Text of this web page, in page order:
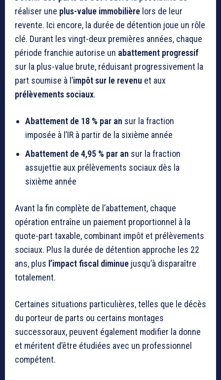
réaliser une plus-value immobilière lors de leur
revente. Ici encore, la durée de détention joue un rôle
clé. Durant les vingt-deux premières années, chaque
période franchie autorise un abattement progressif
sur la plus-value brute, réduisant progressivement la
part soumise à l’impôt sur le revenu et aux
prélèvements sociaux.
Abattement de 18 % par an sur la fraction
imposée à l’IR à partir de la sixième année
Abattement de 4,95 % par an sur la fraction
assujettie aux prélèvements sociaux dès la
sixième année
Avant la fin complète de l’abattement, chaque
opération entraîne un paiement proportionnel à la
quote-part taxable, combinant impôt et prélèvements
sociaux. Plus la durée de détention approche les 22
ans, plus l’impact fiscal diminue jusqu’à disparaître
totalement.
Certaines situations particulières, telles que le décès
du porteur de parts ou certains montages
successoraux, peuvent également modifier la donne
et méritent d’être étudiées avec un professionnel
compétent.